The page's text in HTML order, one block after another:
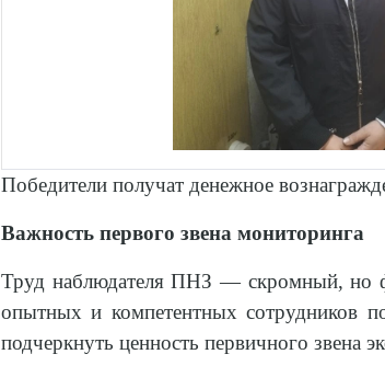
Победители получат денежное
Важность первого звена мониторинга
Труд наблюдателя ПНЗ — скромный, но
опытных и компетентных сотрудников
подчеркнуть ценность первичного звена